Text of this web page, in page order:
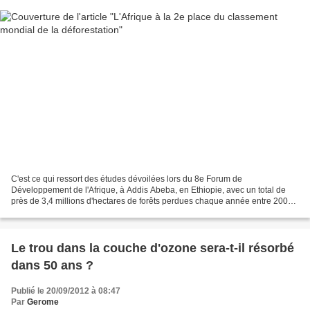
C'est ce qui ressort des études dévoilées lors du 8e Forum de
Développement de l'Afrique, à Addis Abeba, en Ethiopie, avec un total de
près de 3,4 millions d'hectares de forêts perdues chaque année entre 2000
Le trou dans la couche d'ozone sera-t-il résorbé
dans 50 ans ?
Publié le 20/09/2012 à 08:47
Par Gerome